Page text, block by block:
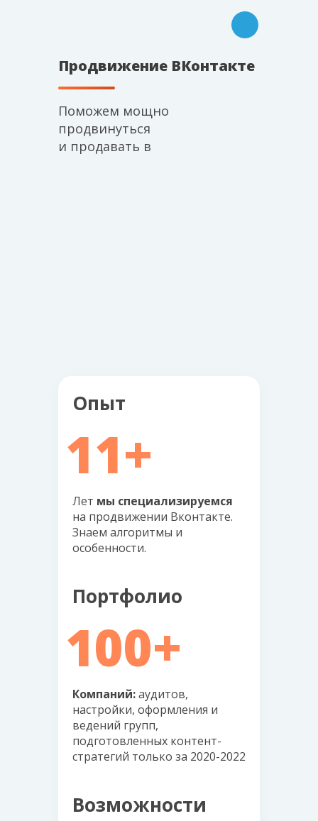
Продвижение ВКонтакте
Поможем мощно
продвинуться
и продавать в
Опыт
11+
Лет мы специализируемся
на продвижении Вконтакте.
Знаем алгоритмы и
особенности.
Портфолио
100+
Компаний:аудитов,
настройки, оформления и
ведений групп,
подготовленных контент-
стратегий только за 2020-2022
Возможности